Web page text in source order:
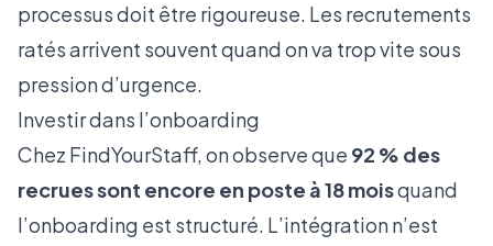
processus doit être rigoureuse. Les recrutements
ratés arrivent souvent quand on va trop vite sous
pression d’urgence.
Investir dans l’onboarding
Chez FindYourStaff, on observe que 92 % des
recrues sont encore en poste à 18 moisquand
l’onboarding est structuré. L’intégration n’est